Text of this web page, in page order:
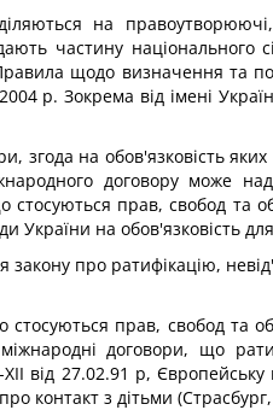
на
частину національного
щодо визначення та
р. Зокрема від імені
згода на обов'язковість
договору може
прав, свобод та
на обов'язковість
про ратифікацію,
прав, свобод та
договори, що
27.02.91 р, Європейську
контакт з дітьми